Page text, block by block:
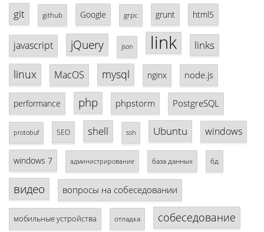
git github Google grpc grunt html5
javascript jQuery json link links
linux MacOS mysql nginx node.js
performance php phpstorm PostgreSQL
protobuf SEO shell ssh Ubuntu windows
windows 7 администрирование база данных бд
видео вопросы на собеседовании
мобильные устройства отладка собеседование